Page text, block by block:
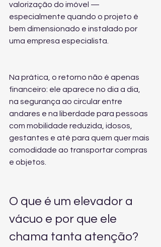
valorização do imóvel —
especialmente quando o projeto é
bem dimensionado e instalado por
uma empresa especialista.
Na prática, o retorno não é apenas
financeiro: ele aparece no dia a dia,
na segurança ao circular entre
andares e na liberdade para pessoas
com mobilidade reduzida, idosos,
gestantes e até para quem quer mais
comodidade ao transportar compras
e objetos.
O que é um elevador a
vácuo e por que ele
chama tanta atenção?